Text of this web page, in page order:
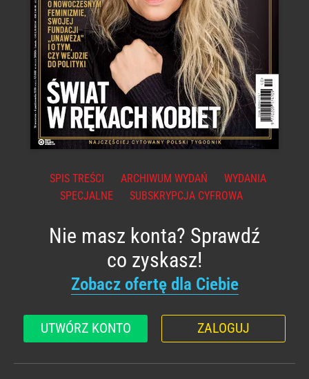
SPIS TREŚCI ARCHIWUM WYDAŃ
WYDANIA
SPECJALNE
SUBSKRYPCJA CYFROWA
Nie masz konta? Sprawdź
co zyskasz!
Zobacz ofertę dla Ciebie
UTWÓRZ KONTO ZALOGUJ